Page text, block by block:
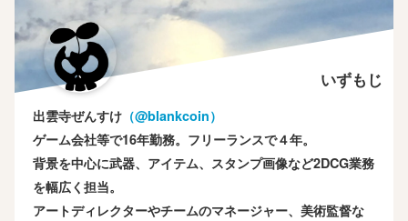
いずもじ
出雲寺ぜんすけ （‎@blankcoin）
ゲーム会社等で16年勤務。フリーランスで４年。
背景を中心に武器、アイテム、スタンプ画像など2DCG業務
を幅広く担当。
アートディレクターやチームのマネージャー、美術監督な